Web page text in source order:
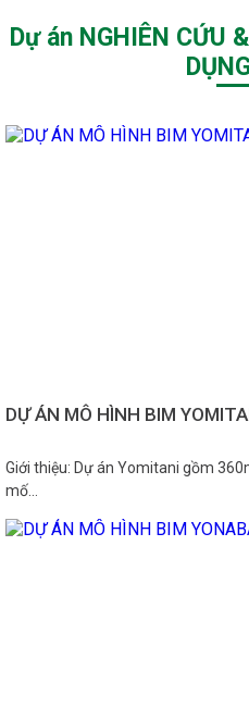
Dự án NGHIÊN CỨU
DỰ ÁN MÔ HÌNH BIM
Giới thiệu: Dự án Yomitani gồm
mố…